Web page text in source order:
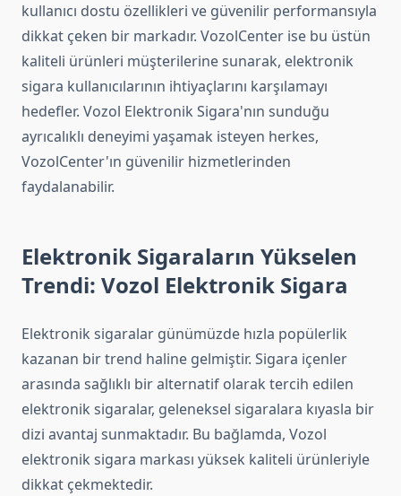
kullanıcı dostu özellikleri ve güvenilir performansıyla
dikkat çeken bir markadır. VozolCenter ise bu üstün
kaliteli ürünleri müşterilerine sunarak, elektronik
sigara kullanıcılarının ihtiyaçlarını karşılamayı
hedefler. Vozol Elektronik Sigara'nın sunduğu
ayrıcalıklı deneyimi yaşamak isteyen herkes,
VozolCenter'ın güvenilir hizmetlerinden
faydalanabilir.
Elektronik Sigaraların Yükselen
Trendi: Vozol Elektronik Sigara
Elektronik sigaralar günümüzde hızla popülerlik
kazanan bir trend haline gelmiştir. Sigara içenler
arasında sağlıklı bir alternatif olarak tercih edilen
elektronik sigaralar, geleneksel sigaralara kıyasla bir
dizi avantaj sunmaktadır. Bu bağlamda, Vozol
elektronik sigara markası yüksek kaliteli ürünleriyle
dikkat çekmektedir.